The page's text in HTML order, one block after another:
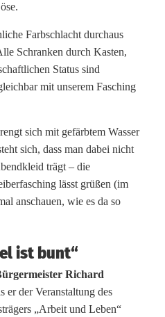
Farbschlacht durchaus
Schranken durch Kasten,
Status sind
mit unserem Fasching
sich mit gefärbtem Wasser
sich, dass man dabei nicht
trägt – die
lässt grüßen (im
anschauen, wie es da so
ist bunt“
Richard
er der Veranstaltung des
„Arbeit und Leben“